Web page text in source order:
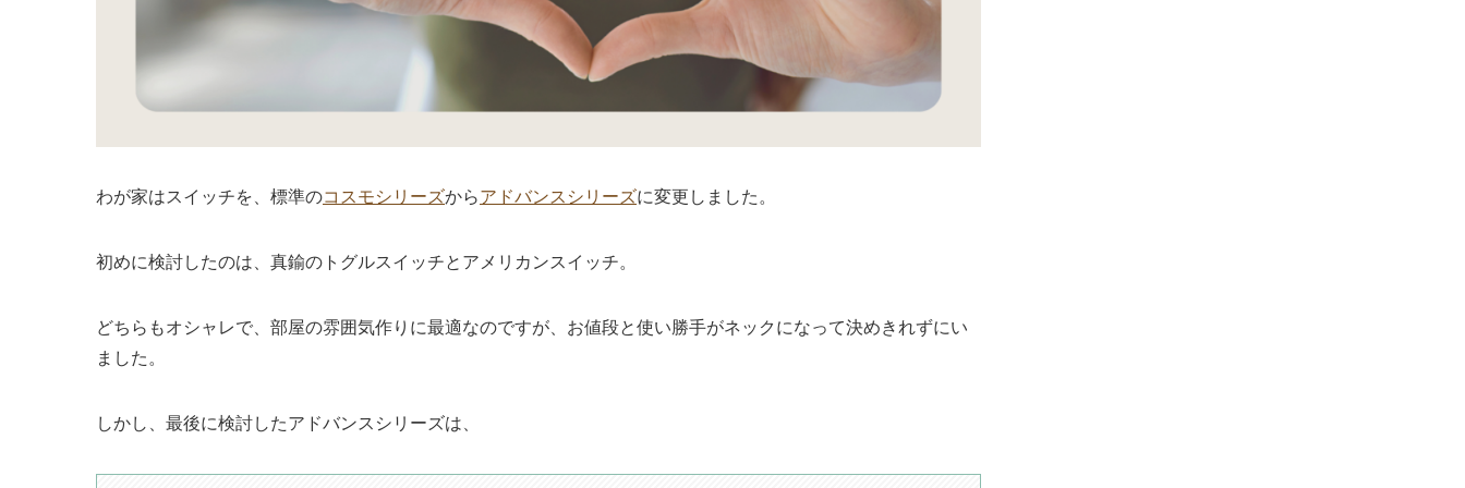
わが家はスイッチを、標準のコスモシリーズからアドバンスシリーズに変更しました。
初めに検討したのは、真鍮のトグルスイッチとアメリカンスイッチ。
どちらもオシャレで、部屋の雰囲気作りに最適なのですが、お値段と使い勝手がネックになって決めきれずにい
ました。
しかし、最後に検討したアドバンスシリーズは、